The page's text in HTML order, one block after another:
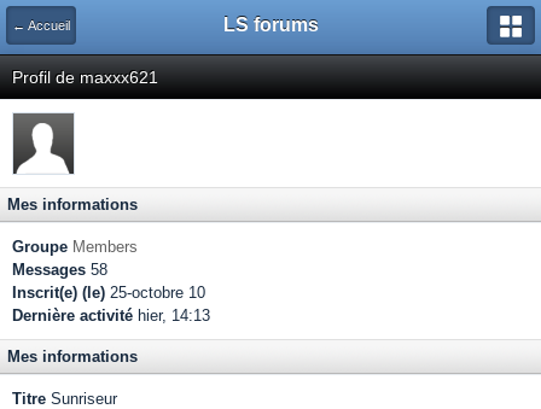
← Accueil LS forums
Profil de maxxx621
Mes informations
Groupe Members
Messages 58
Inscrit(e) (le) 25-octobre 10
Dernière activité hier, 14:13
Mes informations
Titre Sunriseur